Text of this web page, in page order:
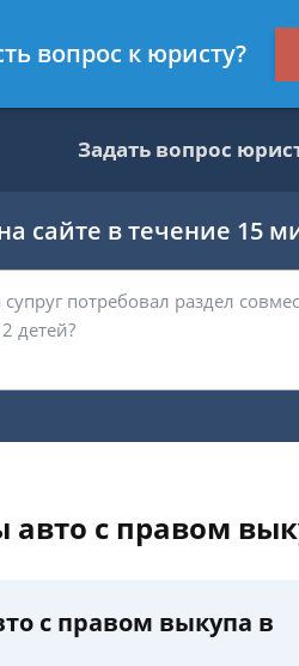
Задать вопрос
сайте в течение 15
авто с правом
с правом выкупа в
вопрос к юристу?